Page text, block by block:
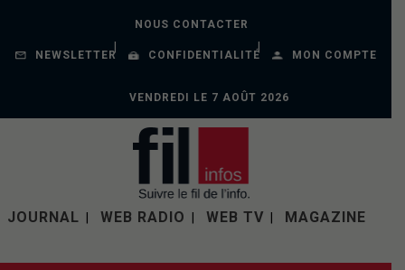
NOUS CONTACTER
NEWSLETTER CONFIDENTIALITÉ MON COMPTE
VENDREDI LE 7 AOÛT 2026
JOURNAL WEB RADIO WEB TV MAGAZINE